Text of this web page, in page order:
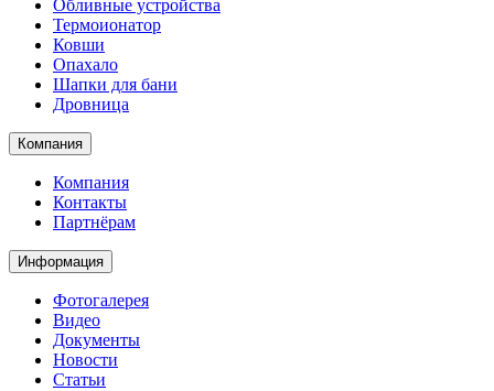
Обливные устройства
Термоионатор
Ковши
Опахало
Шапки для бани
Дровница
Компания
Компания
Контакты
Партнёрам
Информация
Фотогалерея
Видео
Документы
Новости
Статьи